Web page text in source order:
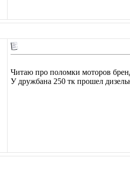
Читаю про поломки моторов
У дружбана 250 тк прошел